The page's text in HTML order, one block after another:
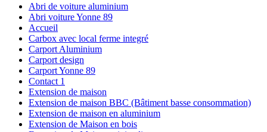
Abri de voiture aluminium
Abri voiture Yonne 89
Accueil
Carbox avec local ferme integré
Carport Aluminium
Carport design
Carport Yonne 89
Contact 1
Extension de maison
Extension de maison BBC (Bâtiment basse consommation)
Extension de maison en aluminium
Extension de Maison en bois